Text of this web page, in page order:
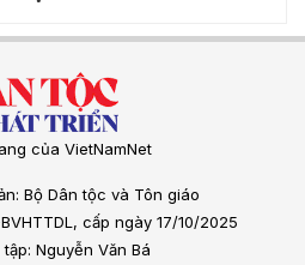
của VietNamNet
Bộ Dân tộc và Tôn giáo
cấp ngày 17/10/2025
Nguyễn Văn Bá